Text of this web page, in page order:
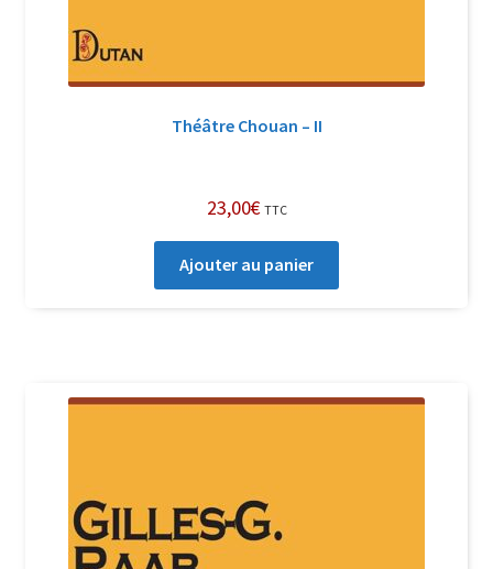
Théâtre Chouan – II
23,00€ TTC
Ajouter au panier